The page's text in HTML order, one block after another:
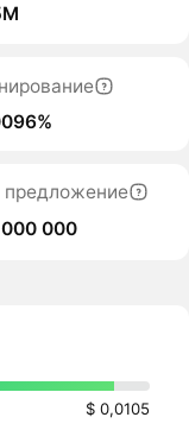
предложение
000
$ 0,0105